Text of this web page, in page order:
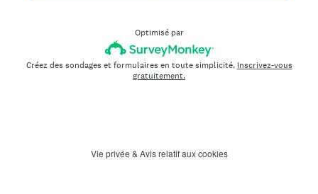
Optimisé par
Créez des sondages et formulaires en toute simplicité. Inscrivez-vous
gratuitement.
Vie privée & Avis relatif aux cookies